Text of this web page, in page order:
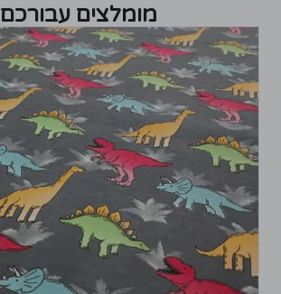
מומלצים עבורכם